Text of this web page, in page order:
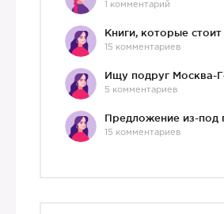
1 комментарий
15 комментариев
5 комментариев
15 комментариев